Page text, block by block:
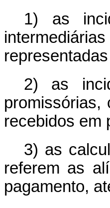
1) as
2) as
promissórias,
recebidos em
3) as
referem as
pagamento,